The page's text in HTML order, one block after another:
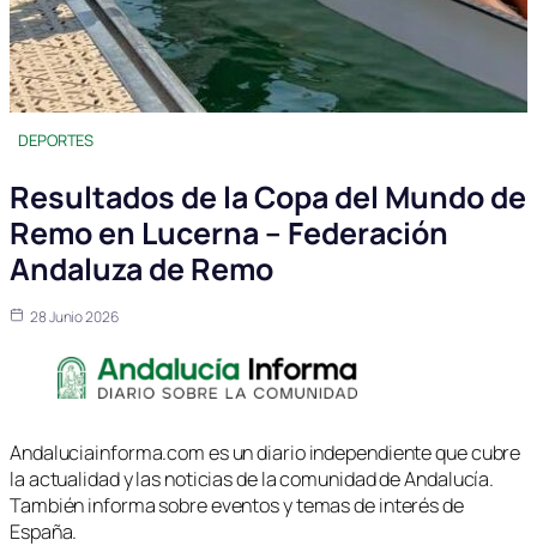
DEPORTES
Resultados de la Copa del Mundo de
Remo en Lucerna – Federación
Andaluza de Remo
28 Junio 2026
Andaluciainforma.com es un diario independiente que cubre
la actualidad y las noticias de la comunidad de Andalucía.
También informa sobre eventos y temas de interés de
España.